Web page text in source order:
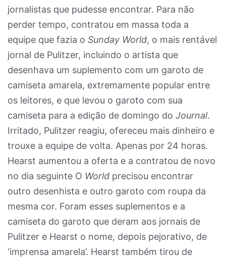
jornalistas que pudesse encontrar. Para não
perder tempo, contratou em massa toda a
equipe que fazia o Sunday World, o mais rentável
jornal de Pulitzer, incluindo o artista que
desenhava um suplemento com um garoto de
camiseta amarela, extremamente popular entre
os leitores, e que levou o garoto com sua
camiseta para a edição de domingo do Journal.
Irritado, Pulitzer reagiu, ofereceu mais dinheiro e
trouxe a equipe de volta. Apenas por 24 horas.
Hearst aumentou a oferta e a contratou de novo
no dia seguinte O World precisou encontrar
outro desenhista e outro garoto com roupa da
mesma cor. Foram esses suplementos e a
camiseta do garoto que deram aos jornais de
Pulitzer e Hearst o nome, depois pejorativo, de
‘imprensa amarela’. Hearst também tirou de